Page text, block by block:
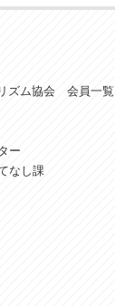
ズム協会 会員一覧
ー
なし課